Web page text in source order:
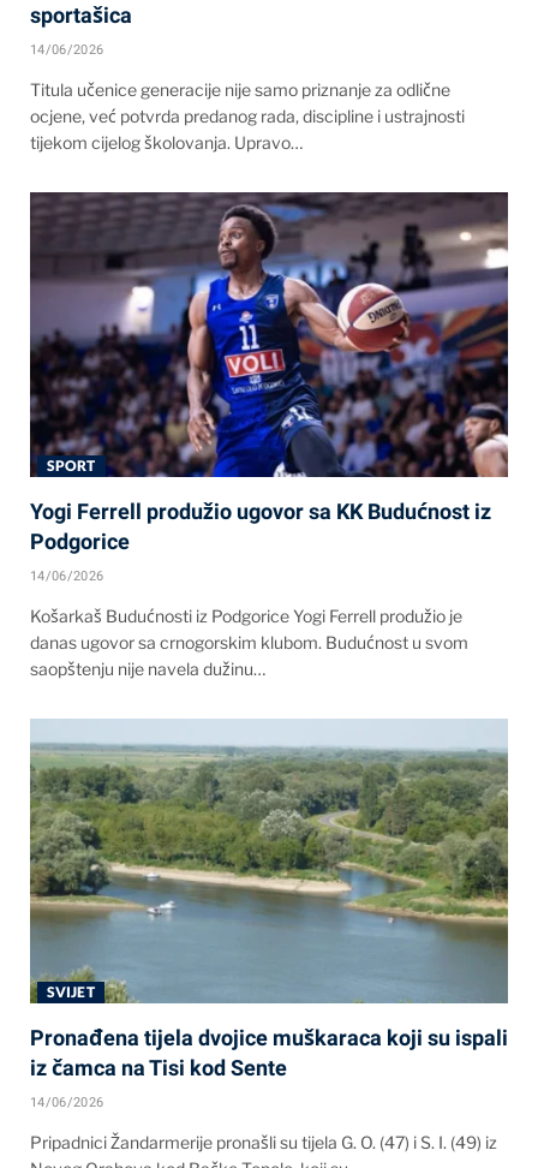
sportašica
14/06/2026
Titula učenice generacije nije samo priznanje za odlične
ocjene, već potvrda predanog rada, discipline i ustrajnosti
tijekom cijelog školovanja. Upravo…
SPORT
Yogi Ferrell produžio ugovor sa KK Budućnost iz
Podgorice
14/06/2026
Košarkaš Budućnosti iz Podgorice Yogi Ferrell produžio je
danas ugovor sa crnogorskim klubom. Budućnost u svom
saopštenju nije navela dužinu…
SVIJET
Pronađena tijela dvojice muškaraca koji su ispali
iz čamca na Tisi kod Sente
14/06/2026
Pripadnici Žandarmerije pronašli su tijela G. O. (47) i S. I. (49) iz